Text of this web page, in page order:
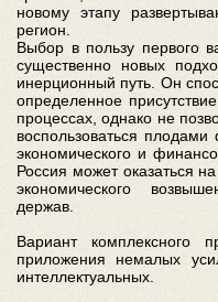
новому этапу
регион.
Выбор в пользу первого
существенно новых
инерционный путь. Он
определенное
процессах, однако не
воспользоваться
экономического и
Россия может оказаться
экономического
держав.
Вариант комплексного
приложения немалых
интеллектуальных.